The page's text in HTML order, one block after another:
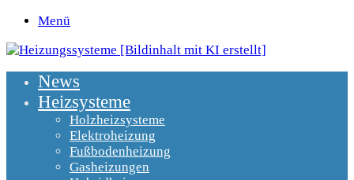
Menü
News
Heizsysteme
Holzheizsysteme
Elektroheizung
Fußbodenheizung
Gasheizungen